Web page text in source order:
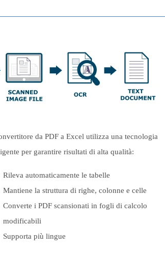
da PDF a Excel utilizza una tecnologia
per garantire risultati di alta qualità:
Rileva automaticamente le tabelle
Mantiene la struttura di righe, colonne e celle
Converte i PDF scansionati in fogli di calcolo
modificabili
Supporta più lingue